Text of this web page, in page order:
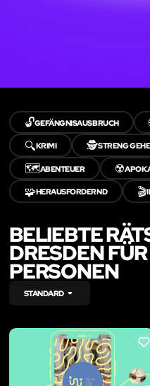
🔓GEFÄNGNISAUSBRUCH
🔍KRIMI 🕵️STRENG
🗺️ABENTEUER ☢️
🧩HERAUSFORDERND 🎬
BELIEBTE
DRESDEN
PERSONEN
STANDARD